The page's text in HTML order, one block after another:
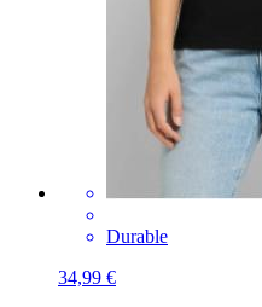
Durable
34,99 €